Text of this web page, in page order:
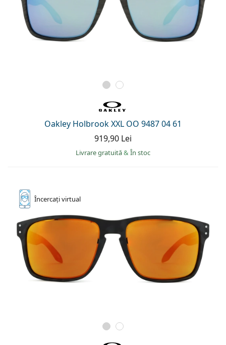
Oakley Holbrook XXL OO 9487 04 61
919,90 Lei
Livrare gratuită& În stoc
Încercațivirtual